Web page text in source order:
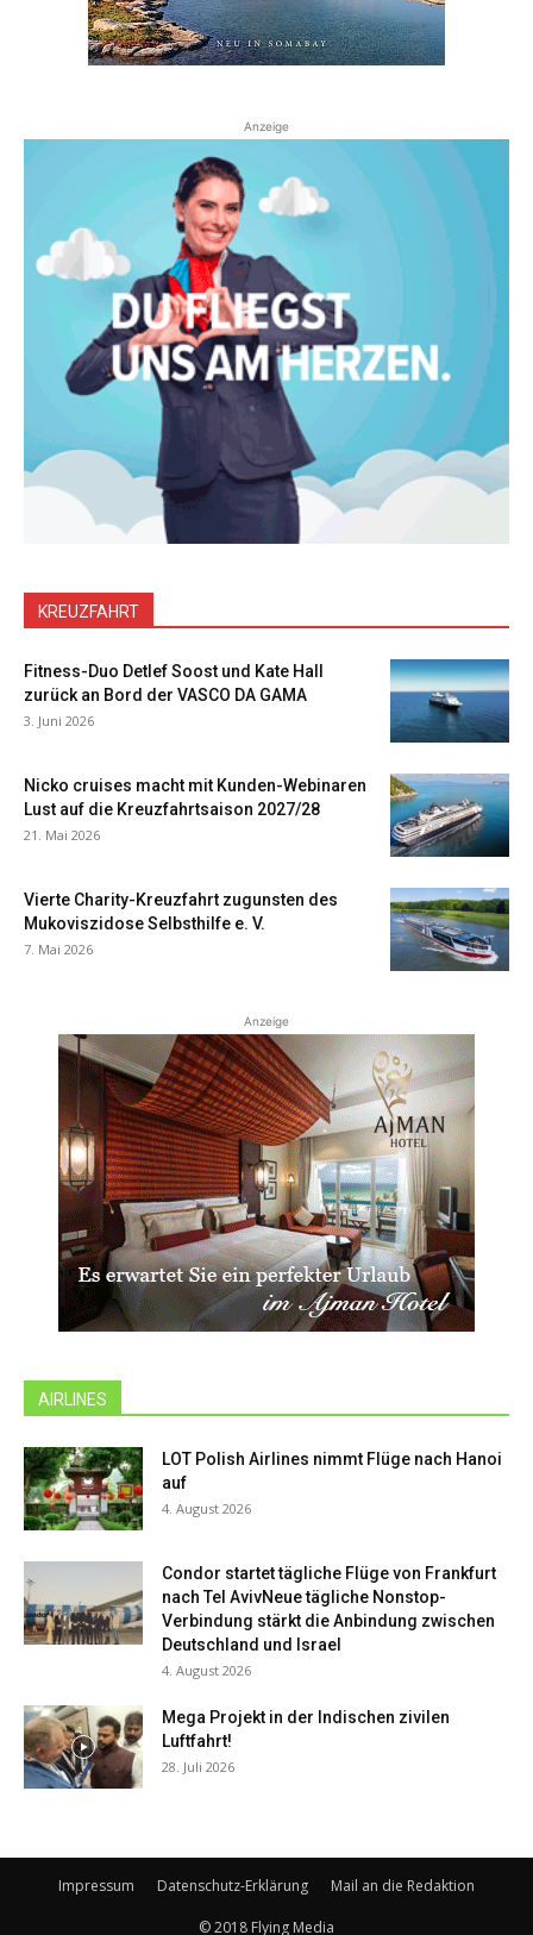
Anzeige
KREUZFAHRT
Fitness-Duo Detlef Soost und Kate Hall
zurück an Bord der VASCO DA GAMA
3. Juni 2026
Nicko cruises macht mit Kunden-Webinaren
Lust auf die Kreuzfahrtsaison 2027/28
21. Mai 2026
Vierte Charity-Kreuzfahrt zugunsten des
Mukoviszidose Selbsthilfe e. V.
7. Mai 2026
Anzeige
AIRLINES
LOT Polish Airlines nimmt Flüge nach Hanoi
auf
4. August 2026
Condor startet tägliche Flüge von Frankfurt
nach Tel AvivNeue tägliche Nonstop-
Verbindung stärkt die Anbindung zwischen
Deutschland und Israel
4. August 2026
Mega Projekt in der Indischen zivilen
Luftfahrt!
28. Juli 2026
Impressum Datenschutz-Erklärung Mail an die Redaktion
© 2018 Flying Media